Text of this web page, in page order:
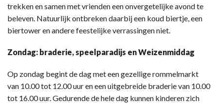
trekken en samen met vrienden een onvergetelijke avond te
beleven. Natuurlijk ontbreken daarbij een koud biertje, een
biertower en andere feestelijke verrassingen niet.
Zondag: braderie, speelparadijs en Weizenmiddag
Op zondag begint de dag met een gezellige rommelmarkt
van 10.00 tot 12.00 uur en een uitgebreide braderie van 10.00
tot 16.00 uur. Gedurende de hele dag kunnen kinderen zich